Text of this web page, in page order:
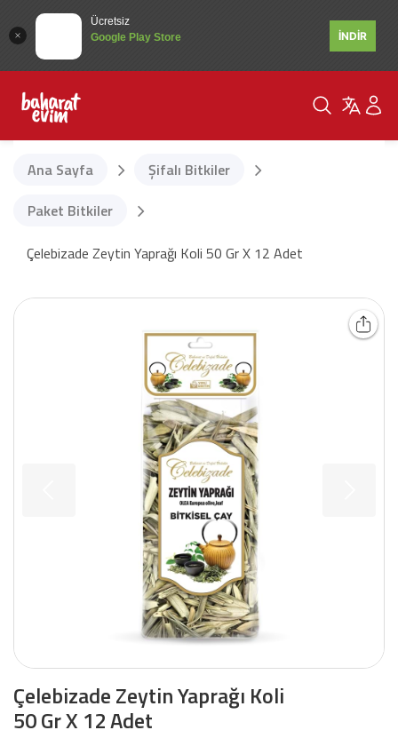
Ücretsiz
Google Play Store
İNDİR
Ana Sayfa
Şifalı Bitkiler
Paket Bitkiler
Çelebizade Zeytin Yaprağı Koli 50 Gr X 12 Adet
Çelebizade Zeytin Yaprağı Koli
50 Gr X 12 Adet